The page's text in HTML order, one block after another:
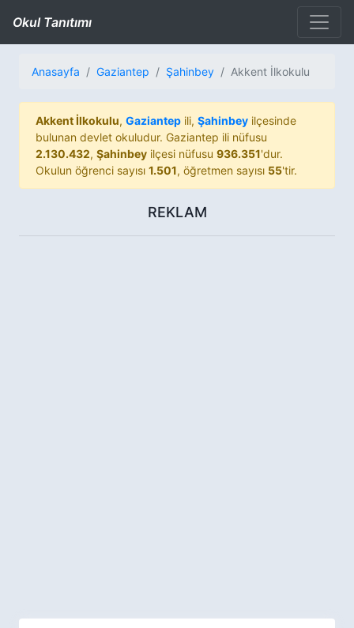
Okul Tanıtımı
Anasayfa Gaziantep Şahinbey Akkent İlkokulu
Akkent İlkokulu, Gaziantep ili, Şahinbey ilçesinde
bulunan devlet okuludur. Gaziantep ili nüfusu
2.130.432, Şahinbey ilçesi nüfusu 936.351'dur.
Okulun öğrenci sayısı 1.501, öğretmen sayısı 55'tir.
REKLAM